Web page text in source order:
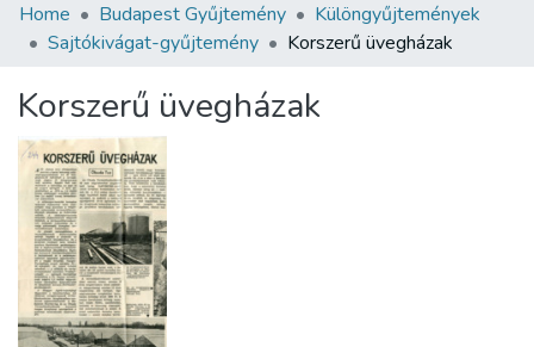
Communities & Collections
Statistics
About us
Home Budapest Gyűjtemény
Különgyűjtemények
Sajtókivágat-gyűjtemény
Korszerű üvegházak
Korszerű üvegházak